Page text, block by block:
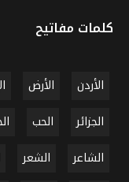
كلمات مفاتيح
الأردن الأرض
الجزائر
الحب
الشاعر
الشعر